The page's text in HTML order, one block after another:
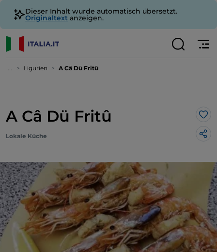
Dieser Inhalt wurde automatisch übersetzt.
Originaltext anzeigen.
... Ligurien A Câ Dü Fritû
A Câ Dü Fritû
Lokale Küche